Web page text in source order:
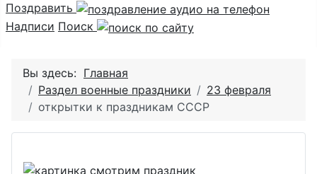
Поздравить
Надписи Поиск
Вы здесь: Главная
Раздел военные праздники
23 февраля
открытки к праздникам СССР